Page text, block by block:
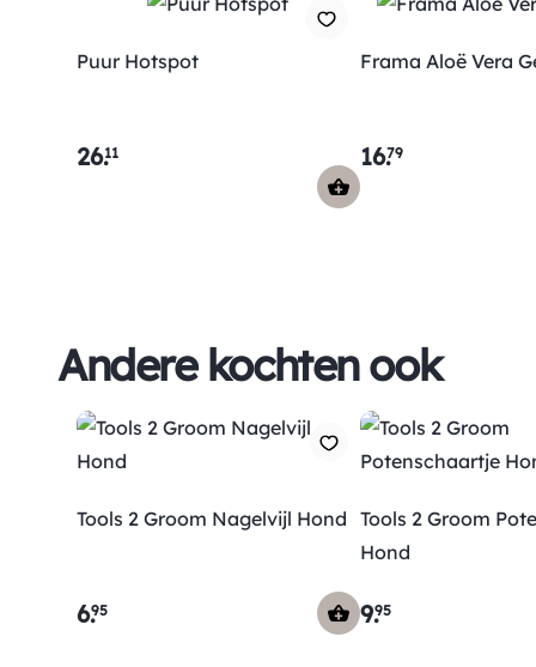
Puur Hotspot
26.11
Frama Aloë Vera
16.79
Andere kochten ook
Tools 2 Groom Nagelvijl Hond
6.95
Tools 2 Groom
Hond
9.95